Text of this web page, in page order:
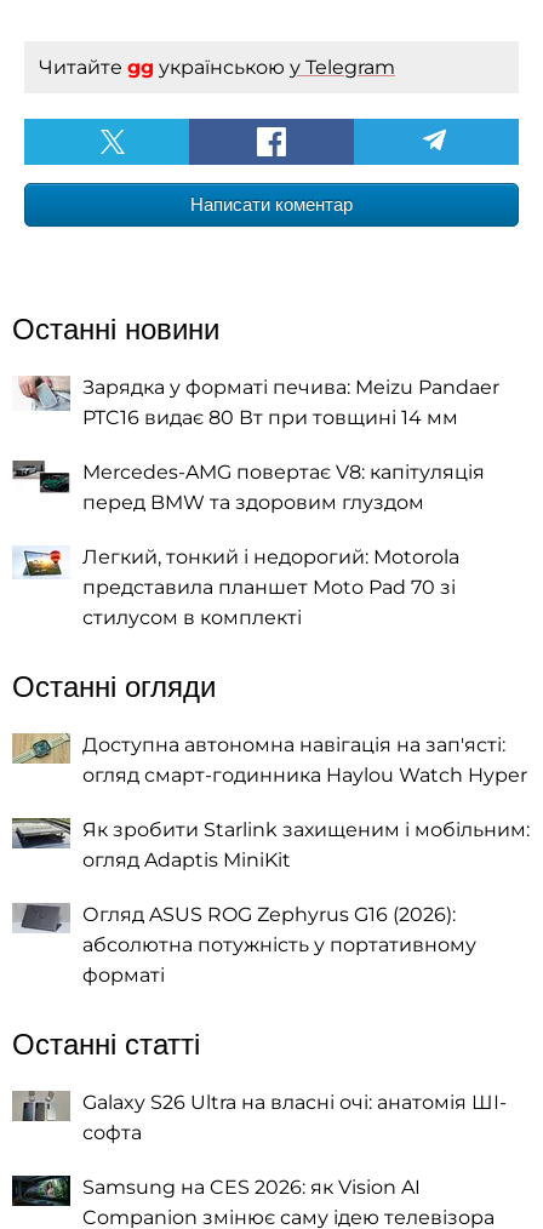
Читайте gg українською у Telegram
Написати коментар
Останні новини
Зарядка у форматі печива: Meizu Pandaer
PTC16 видає 80 Вт при товщині 14 мм
Mercedes-AMG повертає V8: капітуляція
перед BMW та здоровим глуздом
Легкий, тонкий і недорогий: Motorola
представила планшет Moto Pad 70 зі
стилусом в комплекті
Останні огляди
Доступна автономна навігація на зап'ясті:
огляд смарт-годинника Haylou Watch Hyper
Як зробити Starlink захищеним і мобільним:
огляд Adaptis MiniKit
Огляд ASUS ROG Zephyrus G16 (2026):
абсолютна потужність у портативному
форматі
Останні статті
Galaxy S26 Ultra на власні очі: анатомія ШІ-
софта
Samsung на CES 2026: як Vision AI
Companion змінює саму ідею телевізора